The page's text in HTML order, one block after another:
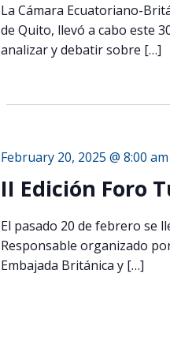
La Cámara Ecuatoriano-
de Quito, llevó a cabo este
analizar y debatir sobre […]
February 20, 2025 @ 8:00 am
II Edición Foro
El pasado 20 de febrero se
Responsable organizado
Embajada Británica y […]